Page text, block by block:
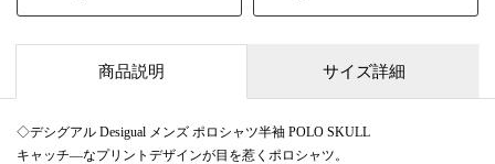
商品説明 サイズ詳細
◇デシグアル Desigual メンズ ポロシャツ半袖 POLO SKULL
キャッチ―なプリントデザインが目を惹くポロシャツ。